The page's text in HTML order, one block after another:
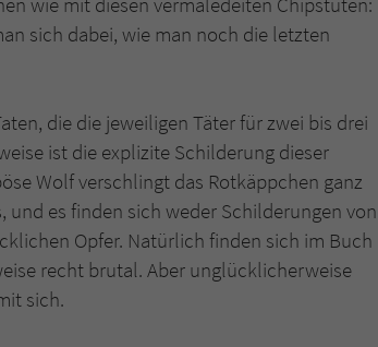
sich dabei, wie man noch die letzten
die die jeweiligen Täter für zwei bis drei
ist die explizite Schilderung dieser
Wolf verschlingt das Rotkäppchen ganz
und es finden sich weder Schilderungen von
Opfer. Natürlich finden sich im Buch
recht brutal. Aber unglücklicherweise
sich.